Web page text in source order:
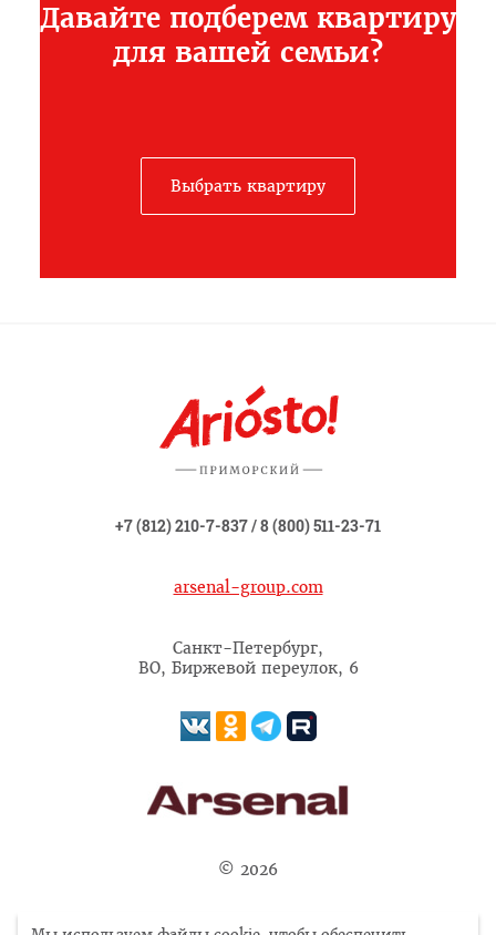
Давайте подберем квартиру
для вашей семьи?
Выбрать квартиру
+7 (812) 210-7-837/8 (800) 511-23-71
arsenal-group.com
Санкт-Петербург,
ВО, Биржевой переулок, 6
© 2026